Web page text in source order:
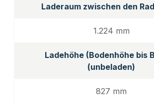
Laderaum zwischen den
1.224 mm
Ladehöhe (Bodenhöhe bis
(unbeladen)
827 mm